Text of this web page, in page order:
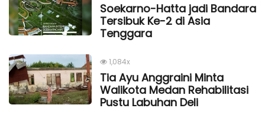
Soekarno-Hatta jadi Bandara
Tersibuk Ke-2 di Asia
Tenggara
1,084x
Tia Ayu Anggraini Minta
Walikota Medan Rehabilitasi
Pustu Labuhan Deli